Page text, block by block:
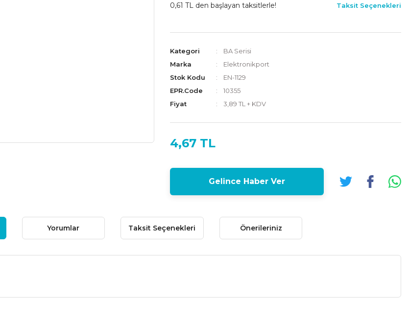
0,61 TL den başlayan taksitlerle! Taksit Seçenekleri
Kategori
BA Serisi
Marka
Elektronikport
Stok Kodu
EN-1129
EPR.Code
10355
Fiyat
3,89 TL + KDV
4,67 TL
Gelince Haber Ver
Yorumlar Taksit Seçenekleri Önerileriniz